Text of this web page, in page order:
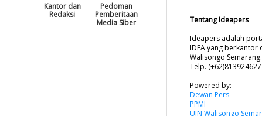
Kantor dan
Redaksi
Pedoman
Pemberitaan
Media Siber
Tentang Ideapers
Ideapers adalah
IDEA yang berkantor
Walisongo
Telp.
Powered by:
Dewan Pers
PPMI
UIN Walisongo